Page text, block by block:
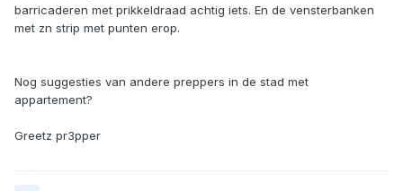
barricaderen met prikkeldraad achtig iets. En de vensterbanken
met zn strip met punten erop.
Nog suggesties van andere preppers in de stad met
appartement?
Greetz pr3pper